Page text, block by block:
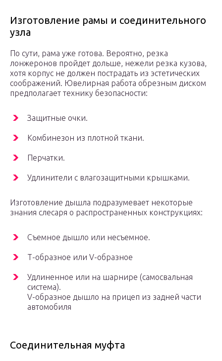
Изготовление рамы и соединительного
узла
По сути, рама уже готова. Вероятно, резка
лонжеронов пройдет дольше, нежели резка кузова,
хотя корпус не должен пострадать из эстетических
соображений. Ювелирная работа обрезным диском
предполагает технику безопасности:
Защитные очки.
Комбинезон из плотной ткани.
Перчатки.
Удлинители с влагозащитными крышками.
Изготовление дышла подразумевает некоторые
знания слесаря о распространенных конструкциях:
Съемное дышло или несъемное.
Т-образное или V-образное
Удлиненное или на шарнире (самосвальная
система).
V-образное дышло на прицеп из задней части
автомобиля
Соединительная муфта